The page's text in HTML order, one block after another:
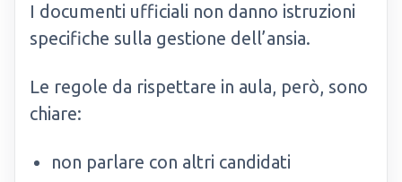
I documenti ufficiali non danno istruzioni
specifiche sulla gestione dell’ansia.
Le regole da rispettare in aula, però, sono
chiare:
non parlare con altri candidati